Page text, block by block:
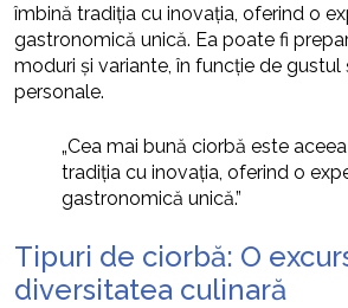
îmbină tradiția cu inovația, oferind o
gastronomică unică. Ea poate fi
moduri și variante, în funcție de gustul
personale.
„Cea mai bună ciorbă este
tradiția cu inovația, oferind o
gastronomică unică.”
Tipuri de ciorbă: O
diversitatea culinară